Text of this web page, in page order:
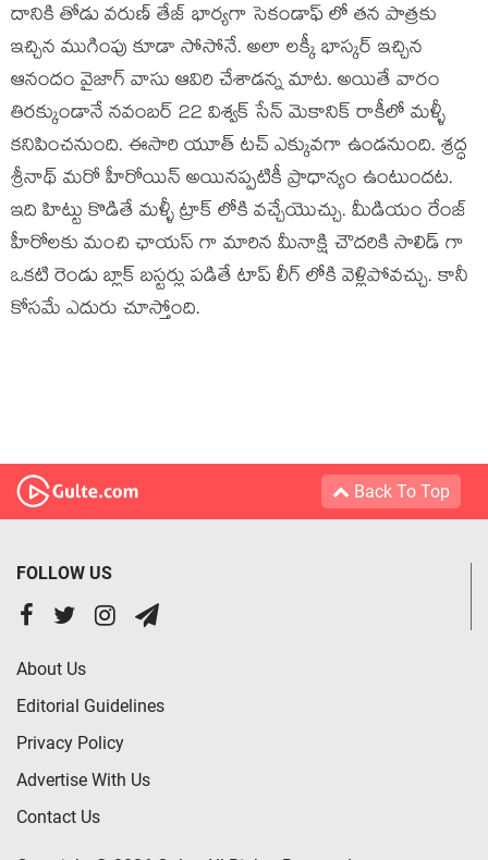
దానికి తోడు వరుణ్ తేజ్ భార్యగా సెకండాఫ్ లో తన పాత్రకు
ఇచ్చిన ముగింపు కూడా సోసోనే. అలా లక్కీ భాస్కర్ ఇచ్చిన
ఆనందం వైజాగ్ వాసు ఆవిరి చేశాడన్న మాట. అయితే వారం
తిరక్కుండానే నవంబర్ 22 విశ్వక్ సేన్ మెకానిక్ రాకీలో మళ్ళీ
కనిపించనుంది. ఈసారి యూత్ టచ్ ఎక్కువగా ఉండనుంది. శ్రద్ధ
శ్రీనాథ్ మరో హీరోయిన్ అయినప్పటికీ ప్రాధాన్యం ఉంటుందట.
ఇది హిట్టు కొడితే మళ్ళీ ట్రాక్ లోకి వచ్చేయొచ్చు. మీడియం రేంజ్
హీరోలకు మంచి ఛాయస్ గా మారిన మీనాక్షి చౌదరికి సాలిడ్ గా
ఒకటి రెండు బ్లాక్ బస్టర్లు పడితే టాప్ లీగ్ లోకి వెళ్లిపోవచ్చు. కానీ
కోసమే ఎదురు చూస్తోంది.
Back To Top
FOLLOW US
About Us
Editorial Guidelines
Privacy Policy
Advertise With Us
Contact Us